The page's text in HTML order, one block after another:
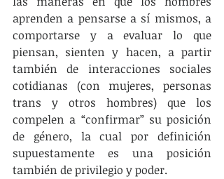
aprenden a pensarse a sí mismos, a
comportarse y a evaluar lo que
piensan, sienten y hacen, a partir
también de interacciones sociales
cotidianas (con mujeres, personas
trans y otros hombres) que los
compelen a “confirmar” su posición
de género, la cual por definición
supuestamente es una posición
también de privilegio y poder.